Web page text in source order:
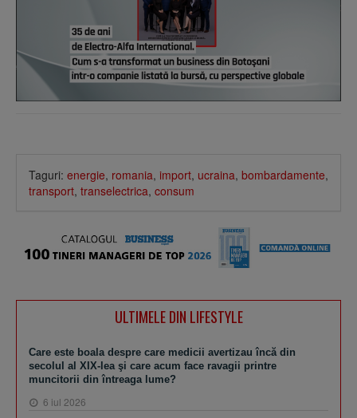
Taguri: energie, romania, import, ucraina, bombardamente,
transport, transelectrica, consum
ULTIMELE DIN LIFESTYLE
Care este boala despre care medicii avertizau încă din
secolul al XIX-lea şi care acum face ravagii printre
muncitorii din întreaga lume?
6 iul 2026